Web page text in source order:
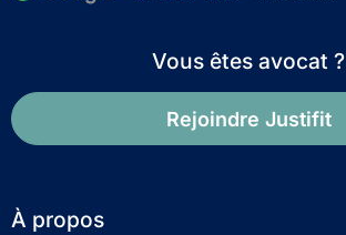
Vous êtes avocat ?
Rejoindre Justifit
À propos